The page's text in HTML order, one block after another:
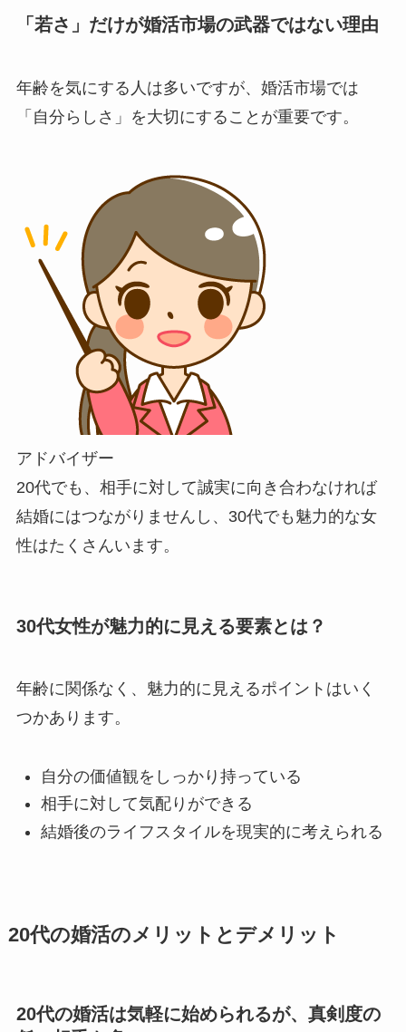
「若さ」だけが婚活市場の武器ではない理由
年齢を気にする人は多いですが、婚活市場では
「自分らしさ」を大切にすることが重要です。
アドバイザー
20代でも、相手に対して誠実に向き合わなければ
結婚にはつながりませんし、30代でも魅力的な女
性はたくさんいます。
30代女性が魅力的に見える要素とは？
年齢に関係なく、魅力的に見えるポイントはいく
つかあります。
自分の価値観をしっかり持っている
相手に対して気配りができる
結婚後のライフスタイルを現実的に考えられる
20代の婚活のメリットとデメリット
20代の婚活は気軽に始められるが、真剣度の